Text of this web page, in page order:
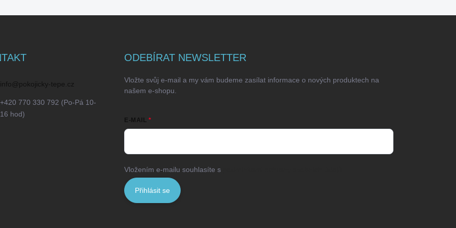
info@pokojicky-tepe.cz
+420 770 330 792 (Po-Pá 10-
16 hod)
ODEBÍRAT NEWSLETTER
Vložte svůj e-mail a my vám budeme zasílat informace o nových produktech na
našem e-shopu.
E-MAIL
Vložením e-mailu souhlasíte s
Přihlásit se